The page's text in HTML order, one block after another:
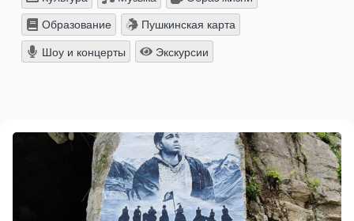
Образование Пушкинская карта
Шоу и концерты Экскурсии